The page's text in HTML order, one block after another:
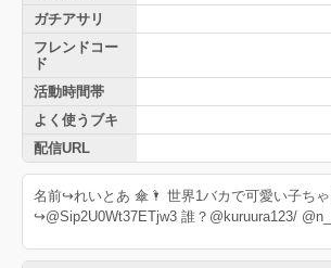
ガチアサリ
フレンドコー
ド
活動時間帯
よく使うブキ
配信URL
名前↪︎れいとあ 傘🌂 世界1バカで可愛い子ち
↪︎@Sip2U0Wt37ETjw3 誰？@kuruura123/